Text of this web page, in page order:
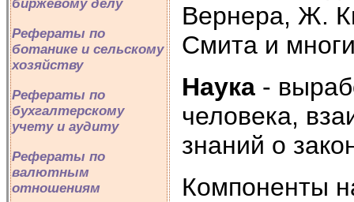
биржевому делу
Рефераты по
ботанике и сельскому
хозяйству
Рефераты по
бухгалтерскому
учету и аудиту
Рефераты по
валютным
отношениям
Вернера, Ж.
Смита и
Наука -
человека,
знаний о
Компоненты